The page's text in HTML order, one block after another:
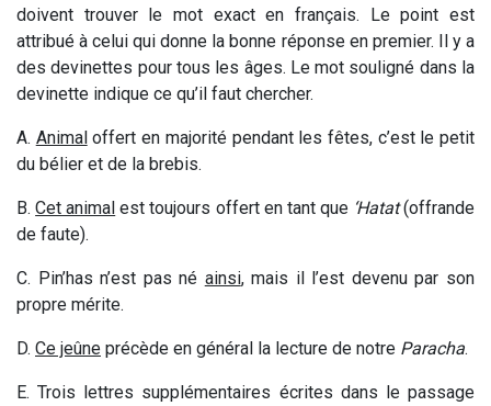
doivent trouver le mot exact en français. Le point est
attribué à celui qui donne la bonne réponse en premier. Il y a
des devinettes pour tous les âges. Le mot souligné dans la
devinette indique ce qu’il faut chercher.
A. Animaloffert en majorité pendant les fêtes, c’estle petit
du bélier et de la brebis.
B.Cet animal est toujours offert en tant que‘Hatat(offrande
de faute).
C. Pin’has n’est pas né ainsi, mais il l’est devenu par son
propre mérite.
D. Ce jeûne précède en général la lecture de notre Paracha.
E. Trois lettres supplémentaires écrites dans le passage